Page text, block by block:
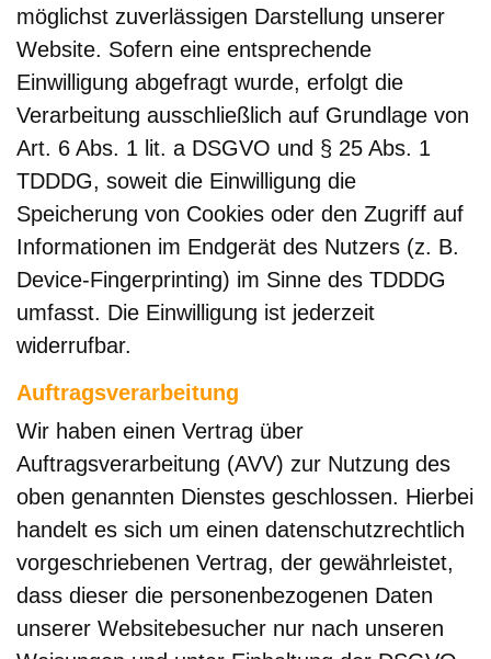
möglichst zuverlässigen Darstellung unserer
Website. Sofern eine entsprechende
Einwilligung abgefragt wurde, erfolgt die
Verarbeitung ausschließlich auf Grundlage von
Art. 6 Abs. 1 lit. a DSGVO und § 25 Abs. 1
TDDDG, soweit die Einwilligung die
Speicherung von Cookies oder den Zugriff auf
Informationen im Endgerät des Nutzers (z. B.
Device-Fingerprinting) im Sinne des TDDDG
umfasst. Die Einwilligung ist jederzeit
widerrufbar.
Auftragsverarbeitung
Wir haben einen Vertrag über
Auftragsverarbeitung (AVV) zur Nutzung des
oben genannten Dienstes geschlossen. Hierbei
handelt es sich um einen datenschutzrechtlich
vorgeschriebenen Vertrag, der gewährleistet,
dass dieser die personenbezogenen Daten
unserer Websitebesucher nur nach unseren